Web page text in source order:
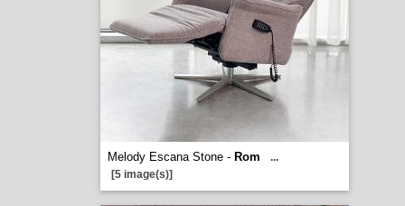
Melody Escana Stone - Rom
...
[5 image(s)]